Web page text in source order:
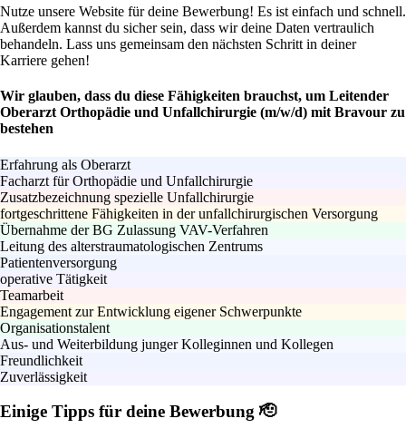
Nutze unsere Website für deine Bewerbung! Es ist einfach und schnell.
Außerdem kannst du sicher sein, dass wir deine Daten vertraulich
behandeln. Lass uns gemeinsam den nächsten Schritt in deiner
Karriere gehen!
Wir glauben, dass du diese Fähigkeiten brauchst, um Leitender
Oberarzt Orthopädie und Unfallchirurgie (m/w/d) mit Bravour zu
bestehen
Erfahrung als Oberarzt
Facharzt für Orthopädie und Unfallchirurgie
Zusatzbezeichnung spezielle Unfallchirurgie
fortgeschrittene Fähigkeiten in der unfallchirurgischen Versorgung
Übernahme der BG Zulassung VAV-Verfahren
Leitung des alterstraumatologischen Zentrums
Patientenversorgung
operative Tätigkeit
Teamarbeit
Engagement zur Entwicklung eigener Schwerpunkte
Organisationstalent
Aus- und Weiterbildung junger Kolleginnen und Kollegen
Freundlichkeit
Zuverlässigkeit
Einige Tipps für deine Bewerbung 🫡